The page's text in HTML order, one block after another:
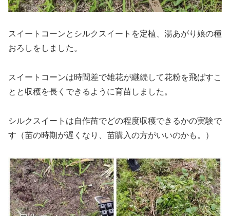
スイートコーンとシルクスイートを定植、湯あがり娘の種
おろしをしました。
スイートコーンは時間差で雄花が継続して花粉を飛ばすこ
とと収穫を長くできるように育苗しました。
シルクスイートは自作苗でどの程度収穫できるかの実験で
す（苗の時期が遅くなり、苗購入の方がいいのかも。）